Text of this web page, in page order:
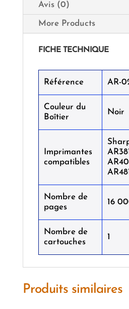
Avis (0)
More Products
FICHE TECHNIQUE
Référence AR-
Couleur du
Boîtier
Noir
Imprimantes
compatibles
Nombre de
pages
16
Nombre de
cartouches
1
Produits similaires